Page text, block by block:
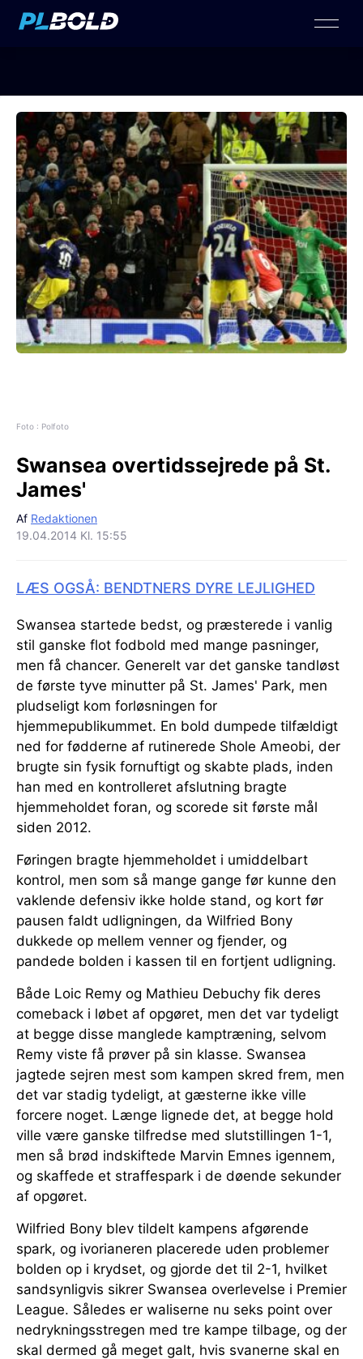
Foto : Polfoto
Swansea overtidssejrede på St.
James'
Af Redaktionen
19.04.2014 Kl. 15:55
LÆS OGSÅ: BENDTNERS DYRE LEJLIGHED
Swansea startede bedst, og præsterede i vanlig
stil ganske flot fodbold med mange pasninger,
men få chancer. Generelt var det ganske tandløst
de første tyve minutter på St. James' Park, men
pludseligt kom forløsningen for
hjemmepublikummet. En bold dumpede tilfældigt
ned for fødderne af rutinerede Shole Ameobi, der
brugte sin fysik fornuftigt og skabte plads, inden
han med en kontrolleret afslutning bragte
hjemmeholdet foran, og scorede sit første mål
siden 2012.
Føringen bragte hjemmeholdet i umiddelbart
kontrol, men som så mange gange før kunne den
vaklende defensiv ikke holde stand, og kort før
pausen faldt udligningen, da Wilfried Bony
dukkede op mellem venner og fjender, og
pandede bolden i kassen til en fortjent udligning.
Både Loic Remy og Mathieu Debuchy fik deres
comeback i løbet af opgøret, men det var tydeligt
at begge disse manglede kamptræning, selvom
Remy viste få prøver på sin klasse. Swansea
jagtede sejren mest som kampen skred frem, men
det var stadig tydeligt, at gæsterne ikke ville
forcere noget. Længe lignede det, at begge hold
ville være ganske tilfredse med slutstillingen 1-1,
men så brød indskiftede Marvin Emnes igennem,
og skaffede et straffespark i de døende sekunder
af opgøret.
Wilfried Bony blev tildelt kampens afgørende
spark, og ivorianeren placerede uden problemer
bolden op i krydset, og gjorde det til 2-1, hvilket
sandsynligvis sikrer Swansea overlevelse i Premier
League. Således er waliserne nu seks point over
nedrykningsstregen med tre kampe tilbage, og der
skal dermed gå meget galt, hvis svanerne skal en